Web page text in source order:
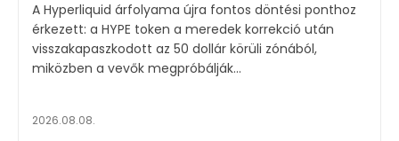
A Hyperliquid árfolyama újra fontos döntési ponthoz
érkezett: a HYPE token a meredek korrekció után
visszakapaszkodott az 50 dollár körüli zónából,
miközben a vevők megpróbálják...
2026.08.08.